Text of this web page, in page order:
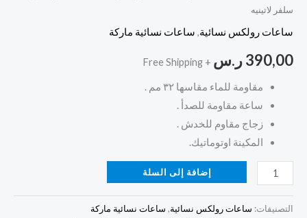
سلفر لاتينيه
ساعات رولكس نسائية, ساعات نسائية ماركة
390,00ر.س + Free Shipping
مقاومة للماء مقاسها ٣٢ مم .
ساعة مقاومة للصدأ .
زجاج مقاوم للخدش .
المكينة اوتوماتيك.
سلفر
لاتينيه
إضافة إلى السلة
التصنيفات: ساعات رولكس نسائية, ساعات نسائية ماركة